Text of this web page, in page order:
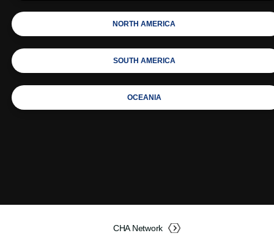
NORTH AMERICA
SOUTH AMERICA
OCEANIA
CHA Network